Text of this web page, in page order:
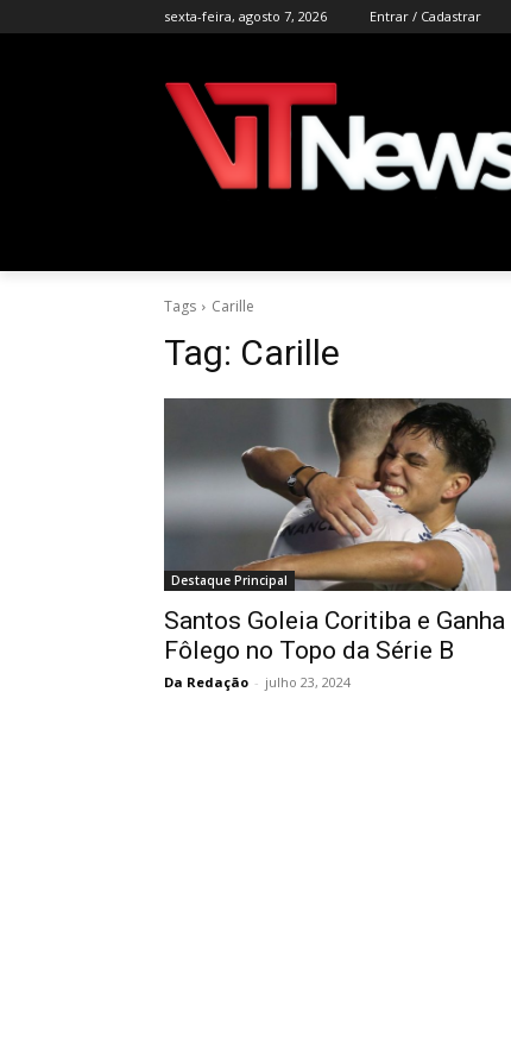
sexta-feira, agosto 7, 2026 Entrar / Cadastrar
Tags Carille
Tag: Carille
Destaque Principal
Santos Goleia Coritiba e Ganha
Fôlego no Topo da Série B
Da Redação - julho 23, 2024